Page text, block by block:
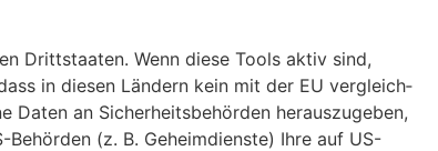
Dritt­staaten. Wenn diese Tools aktiv sind,
in diesen Ländern kein mit der EU vergleich­
an Sicher­heits­be­hörden heraus­zu­geben,
(z. B. Geheim­dienste) Ihre auf US-